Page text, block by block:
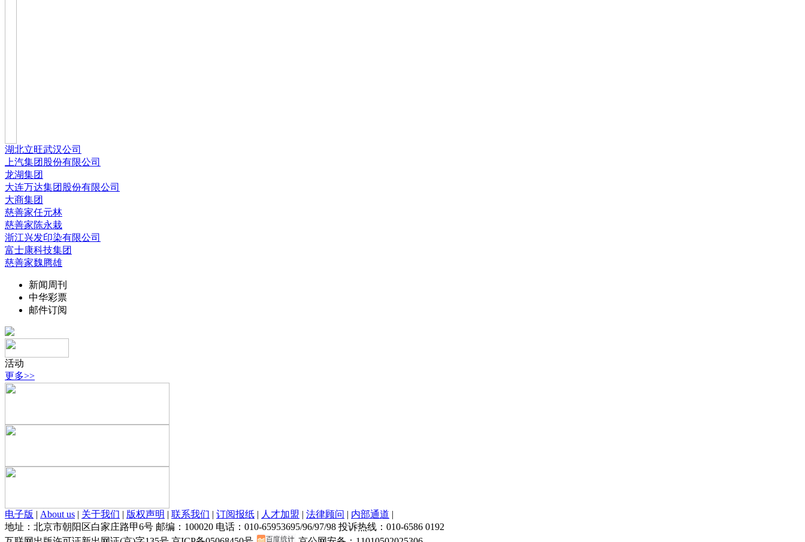
湖北立旺武汉公司
上汽集团股份有限公司
龙湖集团
大连万达集团股份有限公司
大商集团
慈善家任元林
慈善家陈永栽
浙江兴发印染有限公司
富士康科技集团
慈善家魏腾雄
新闻周刊
中华彩票
邮件订阅
活动
更多>>
电子版 | About us | 关于我们 | 版权声明 | 联系我们 | 订阅报纸 | 人才加盟 | 法律顾问 | 内部通道 |
地址：北京市朝阳区白家庄路甲6号 邮编：100020 电话：010-65953695/96/97/98 投诉热线：010-6586 0192